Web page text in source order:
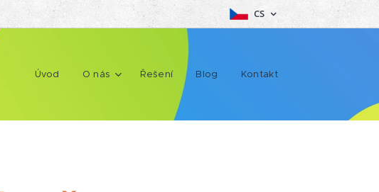
CS
Úvod O nás Řešení Blog Kontakt